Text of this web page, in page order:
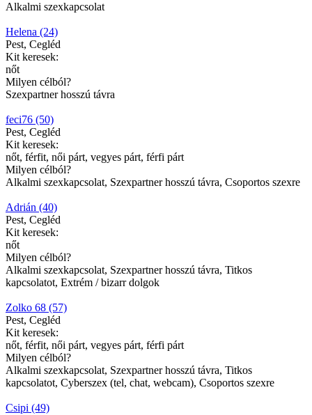
Alkalmi szexkapcsolat
Helena (24)
Pest, Cegléd
Kit keresek:
nőt
Milyen célból?
Szexpartner hosszú távra
feci76 (50)
Pest, Cegléd
Kit keresek:
nőt, férfit, női párt, vegyes párt, férfi párt
Milyen célból?
Alkalmi szexkapcsolat, Szexpartner hosszú távra, Csoportos szexre
Adrián (40)
Pest, Cegléd
Kit keresek:
nőt
Milyen célból?
Alkalmi szexkapcsolat, Szexpartner hosszú távra, Titkos
kapcsolatot, Extrém / bizarr dolgok
Zolko 68 (57)
Pest, Cegléd
Kit keresek:
nőt, férfit, női párt, vegyes párt, férfi párt
Milyen célból?
Alkalmi szexkapcsolat, Szexpartner hosszú távra, Titkos
kapcsolatot, Cyberszex (tel, chat, webcam), Csoportos szexre
Csipi (49)